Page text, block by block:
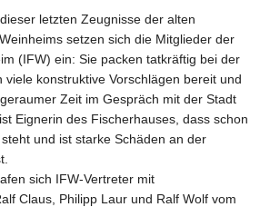
letzten Zeugnisse der alten
setzen sich die Mitglieder der
(IFW) ein: Sie packen tatkräftig bei der
konstruktive Vorschlägen bereit und
Zeit im Gespräch mit der Stadt
Eignerin des Fischerhauses, dass schon
und ist starke Schäden an der
sich IFW-Vertreter mit
Claus, Philipp Laur und Ralf Wolf vom